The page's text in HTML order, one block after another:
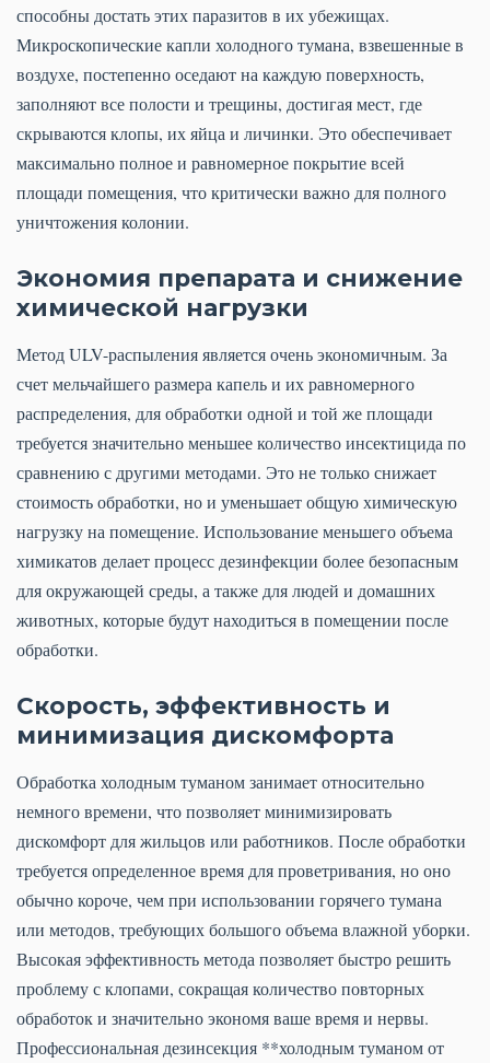
способны достать этих паразитов в их убежищах.
Микроскопические капли холодного тумана, взвешенные в
воздухе, постепенно оседают на каждую поверхность,
заполняют все полости и трещины, достигая мест, где
скрываются клопы, их яйца и личинки. Это обеспечивает
максимально полное и равномерное покрытие всей
площади помещения, что критически важно для полного
уничтожения колонии.
Экономия препарата и снижение
химической нагрузки
Метод ULV-распыления является очень экономичным. За
счет мельчайшего размера капель и их равномерного
распределения, для обработки одной и той же площади
требуется значительно меньшее количество инсектицида по
сравнению с другими методами. Это не только снижает
стоимость обработки, но и уменьшает общую химическую
нагрузку на помещение. Использование меньшего объема
химикатов делает процесс дезинфекции более безопасным
для окружающей среды, а также для людей и домашних
животных, которые будут находиться в помещении после
обработки.
Скорость, эффективность и
минимизация дискомфорта
Обработка холодным туманом занимает относительно
немного времени, что позволяет минимизировать
дискомфорт для жильцов или работников. После обработки
требуется определенное время для проветривания, но оно
обычно короче, чем при использовании горячего тумана
или методов, требующих большого объема влажной уборки.
Высокая эффективность метода позволяет быстро решить
проблему с клопами, сокращая количество повторных
обработок и значительно экономя ваше время и нервы.
Профессиональная дезинсекция **холодным туманом от